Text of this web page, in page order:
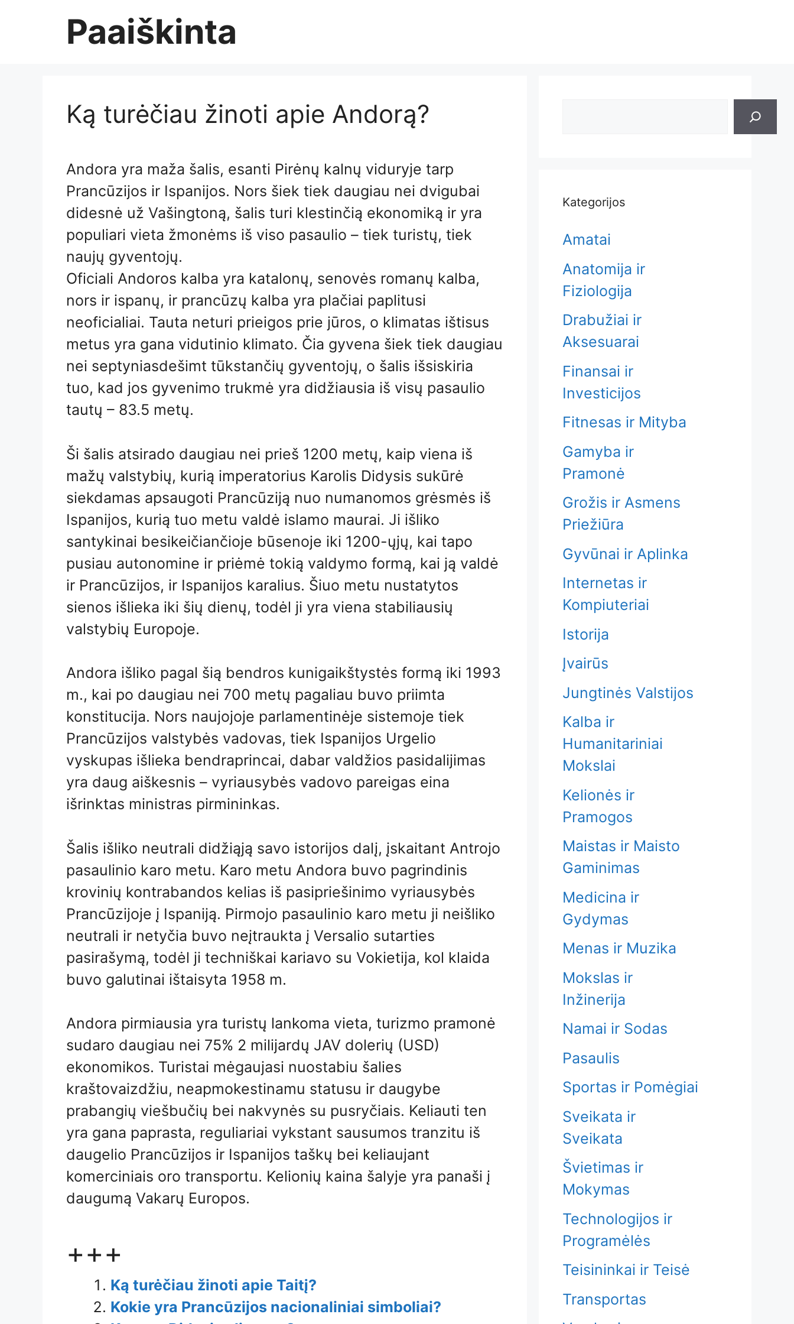
Paaiškinta
Ką turėčiau žinoti apie Andorą?
Andora yra maža šalis, esanti Pirėnų kalnų viduryje tarp
Prancūzijos ir Ispanijos. Nors šiek tiek daugiau nei dvigubai
didesnė už Vašingtoną, šalis turi klestinčią ekonomiką ir yra
populiari vieta žmonėms iš viso pasaulio – tiek turistų, tiek
naujų gyventojų.
Oficiali Andoros kalba yra katalonų, senovės romanų kalba,
nors ir ispanų, ir prancūzų kalba yra plačiai paplitusi
neoficialiai. Tauta neturi prieigos prie jūros, o klimatas ištisus
metus yra gana vidutinio klimato. Čia gyvena šiek tiek daugiau
nei septyniasdešimt tūkstančių gyventojų, o šalis išsiskiria
tuo, kad jos gyvenimo trukmė yra didžiausia iš visų pasaulio
tautų – 83.5 metų.
Ši šalis atsirado daugiau nei prieš 1200 metų, kaip viena iš
mažų valstybių, kurią imperatorius Karolis Didysis sukūrė
siekdamas apsaugoti Prancūziją nuo numanomos grėsmės iš
Ispanijos, kurią tuo metu valdė islamo maurai. Ji išliko
santykinai besikeičiančioje būsenoje iki 1200-ųjų, kai tapo
pusiau autonomine ir priėmė tokią valdymo formą, kai ją valdė
ir Prancūzijos, ir Ispanijos karalius. Šiuo metu nustatytos
sienos išlieka iki šių dienų, todėl ji yra viena stabiliausių
valstybių Europoje.
Andora išliko pagal šią bendros kunigaikštystės formą iki 1993
m., kai po daugiau nei 700 metų pagaliau buvo priimta
konstitucija. Nors naujojoje parlamentinėje sistemoje tiek
Prancūzijos valstybės vadovas, tiek Ispanijos Urgelio
vyskupas išlieka bendraprincai, dabar valdžios pasidalijimas
yra daug aiškesnis – vyriausybės vadovo pareigas eina
išrinktas ministras pirmininkas.
Šalis išliko neutrali didžiąją savo istorijos dalį, įskaitant Antrojo
pasaulinio karo metu. Karo metu Andora buvo pagrindinis
krovinių kontrabandos kelias iš pasipriešinimo vyriausybės
Prancūzijoje į Ispaniją. Pirmojo pasaulinio karo metu ji neišliko
neutrali ir netyčia buvo neįtraukta į Versalio sutarties
pasirašymą, todėl ji techniškai kariavo su Vokietija, kol klaida
buvo galutinai ištaisyta 1958 m.
Andora pirmiausia yra turistų lankoma vieta, turizmo pramonė
sudaro daugiau nei 75% 2 milijardų JAV dolerių (USD)
ekonomikos. Turistai mėgaujasi nuostabiu šalies
kraštovaizdžiu, neapmokestinamu statusu ir daugybe
prabangių viešbučių bei nakvynės su pusryčiais. Keliauti ten
yra gana paprasta, reguliariai vykstant sausumos tranzitu iš
daugelio Prancūzijos ir Ispanijos taškų bei keliaujant
komerciniais oro transportu. Kelionių kaina šalyje yra panaši į
daugumą Vakarų Europos.
+++
Ką turėčiau žinoti apie Taitį?
Kokie yra Prancūzijos nacionaliniai simboliai?
Kategorijos
Amatai
Anatomija ir
Fiziologija
Drabužiai ir
Aksesuarai
Finansai ir
Investicijos
Fitnesas ir Mityba
Gamyba ir
Pramonė
Grožis ir Asmens
Priežiūra
Gyvūnai ir Aplinka
Internetas ir
Kompiuteriai
Istorija
Įvairūs
Jungtinės Valstijos
Kalba ir
Humanitariniai
Mokslai
Kelionės ir
Pramogos
Maistas ir Maisto
Gaminimas
Medicina ir
Gydymas
Menas ir Muzika
Mokslas ir
Inžinerija
Namai ir Sodas
Pasaulis
Sportas ir Pomėgiai
Sveikata ir
Sveikata
Švietimas ir
Mokymas
Technologijos ir
Programėlės
Teisininkai ir Teisė
Transportas